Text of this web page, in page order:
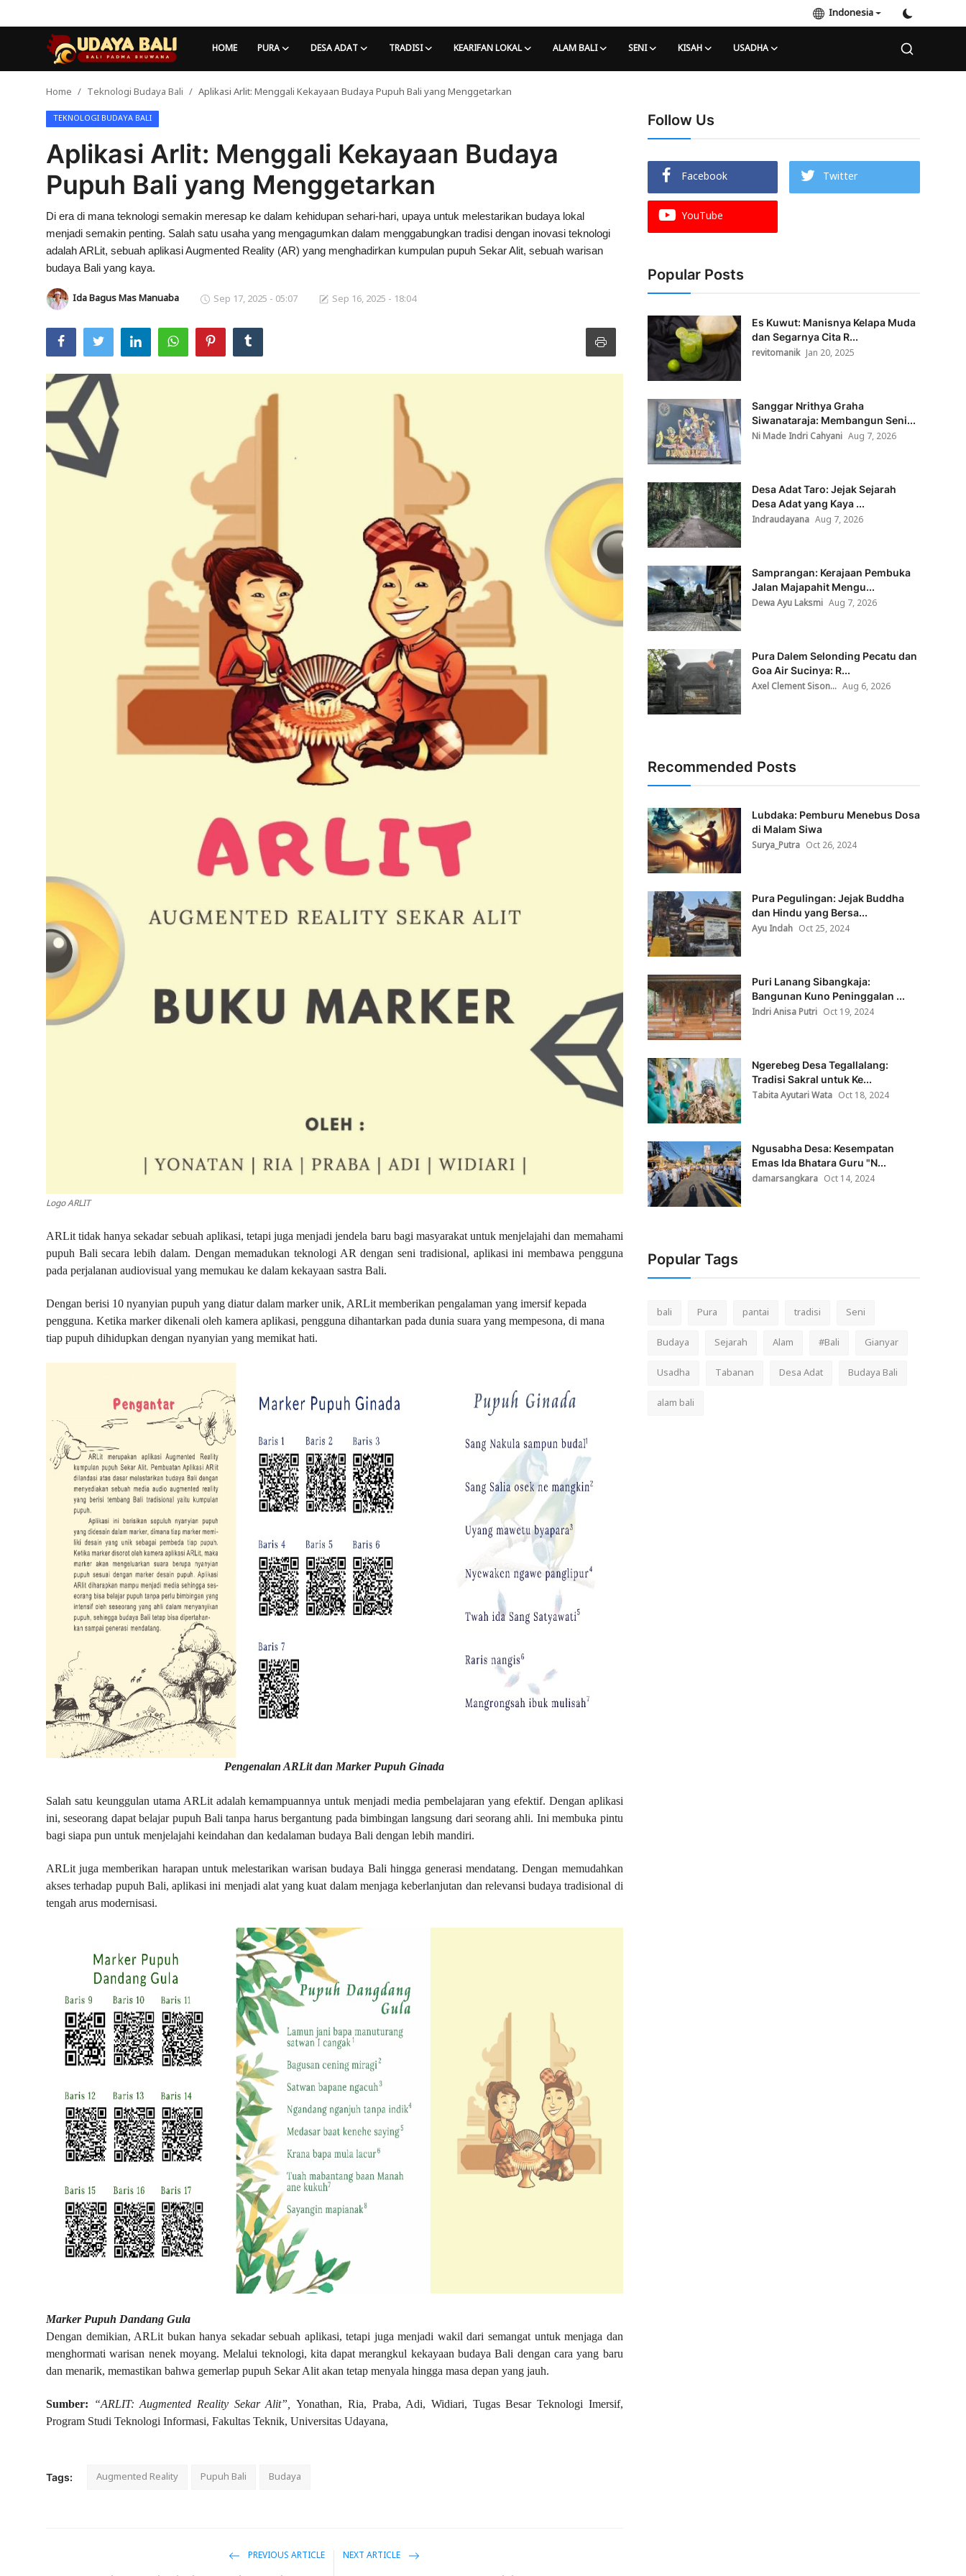
Indonesia
HOME PURA DESA ADAT TRADISI KEARIFAN LOKAL ALAM BALI SENI KISAH USADHA
Desa Adat
Kearifan lokal
Alam Bali
Indonesia
Home Teknologi Budaya Bali Aplikasi Arlit: Menggali Kekayaan Budaya Pupuh Bali yang Menggetarkan
TEKNOLOGI BUDAYA BALI
Aplikasi Arlit: Menggali Kekayaan Budaya
Pupuh Bali yang Menggetarkan
Di era di mana teknologi semakin meresap ke dalam kehidupan sehari-hari, upaya untuk melestarikan budaya lokal
menjadi semakin penting. Salah satu usaha yang mengagumkan dalam menggabungkan tradisi dengan inovasi teknologi
adalah ARLit, sebuah aplikasi Augmented Reality (AR) yang menghadirkan kumpulan pupuh Sekar Alit, sebuah warisan
budaya Bali yang kaya.
Ida Bagus Mas Manuaba Sep 17, 2025 - 05:07 Sep 16, 2025 - 18:04
Logo ARLIT
ARLit tidak hanya sekadar sebuah aplikasi, tetapi juga menjadi jendela baru bagi masyarakat untuk menjelajahi dan memahami
pupuh Bali secara lebih dalam. Dengan memadukan teknologi AR dengan seni tradisional, aplikasi ini membawa pengguna
pada perjalanan audiovisual yang memukau ke dalam kekayaan sastra Bali.
Dengan berisi 10 nyanyian pupuh yang diatur dalam marker unik, ARLit memberikan pengalaman yang imersif kepada
pengguna. Ketika marker dikenali oleh kamera aplikasi, pengguna dihantarkan pada dunia suara yang mempesona, di mana
tiap pupuh dihidupkan dengan nyanyian yang memikat hati.
Pengenalan ARLit dan Marker Pupuh Ginada
Salah satu keunggulan utama ARLit adalah kemampuannya untuk menjadi media pembelajaran yang efektif. Dengan aplikasi
ini, seseorang dapat belajar pupuh Bali tanpa harus bergantung pada bimbingan langsung dari seorang ahli. Ini membuka pintu
bagi siapa pun untuk menjelajahi keindahan dan kedalaman budaya Bali dengan lebih mandiri.
ARLit juga memberikan harapan untuk melestarikan warisan budaya Bali hingga generasi mendatang. Dengan memudahkan
akses terhadap pupuh Bali, aplikasi ini menjadi alat yang kuat dalam menjaga keberlanjutan dan relevansi budaya tradisional di
tengah arus modernisasi.
Marker Pupuh Dandang Gula
Dengan demikian, ARLit bukan hanya sekadar sebuah aplikasi, tetapi juga menjadi wakil dari semangat untuk menjaga dan
menghormati warisan nenek moyang. Melalui teknologi, kita dapat merangkul kekayaan budaya Bali dengan cara yang baru
dan menarik, memastikan bahwa gemerlap pupuh Sekar Alit akan tetap menyala hingga masa depan yang jauh.
Sumber: “ARLIT: Augmented Reality Sekar Alit”,
Yonathan, Ria, Praba, Adi, Widiari, Tugas Besar Teknologi Imersif,
Program Studi Teknologi Informasi, Fakultas Teknik, Universitas Udayana,
Tags: Augmented Reality Pupuh Bali Budaya
PREVIOUS ARTICLE NEXT ARTICLE
Follow Us
Facebook
Twitter
YouTube
Popular Posts
Es Kuwut: Manisnya Kelapa Muda
dan Segarnya Cita R...
revitomanik Jan 20, 2025
Sanggar Nrithya Graha
Siwanataraja: Membangun Seni...
Ni Made Indri Cahyani Aug 7, 2026
Desa Adat Taro: Jejak Sejarah
Desa Adat yang Kaya ...
Indraudayana Aug 7, 2026
Samprangan: Kerajaan Pembuka
Jalan Majapahit Mengu...
Dewa Ayu Laksmi Aug 7, 2026
Pura Dalem Selonding Pecatu dan
Goa Air Sucinya: R...
Axel Clement Sison... Aug 6, 2026
Recommended Posts
Lubdaka: Pemburu Menebus Dosa
di Malam Siwa
Surya_Putra Oct 26, 2024
Pura Pegulingan: Jejak Buddha
dan Hindu yang Bersa...
Ayu Indah Oct 25, 2024
Puri Lanang Sibangkaja:
Bangunan Kuno Peninggalan ...
Indri Anisa Putri Oct 19, 2024
Ngerebeg Desa Tegallalang:
Tradisi Sakral untuk Ke...
Tabita Ayutari Wata Oct 18, 2024
Ngusabha Desa: Kesempatan
Emas Ida Bhatara Guru "N...
damarsangkara Oct 14, 2024
Popular Tags
bali Pura pantai tradisi
Seni
Budaya
Sejarah Alam #Bali
Gianyar
Usadha
Tabanan Desa Adat
Budaya Bali
alam bali